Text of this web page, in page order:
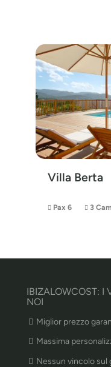
Villa Berta
Pax 6 3
IBIZALOWCOST: I
NOI
Miglior prezzo
Massima
Nessun vincolo sul